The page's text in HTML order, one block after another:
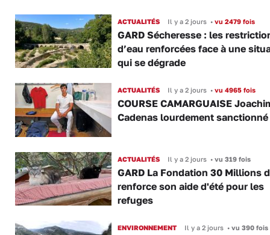
ACTUALITÉS Il y a 2 jours •vu 2479 fois
GARD Sécheresse : les
d’eau renforcées face à une
qui se dégrade
ACTUALITÉS Il y a 2 jours •vu 4965 fois
COURSE CAMARGUAISE
Cadenas lourdement sanctionné
ACTUALITÉS Il y a 2 jours •vu 319 fois
GARD La Fondation 30 Millions
renforce son aide d'été pour les
refuges
ENVIRONNEMENT Il y a 2 jours •vu 390 fois